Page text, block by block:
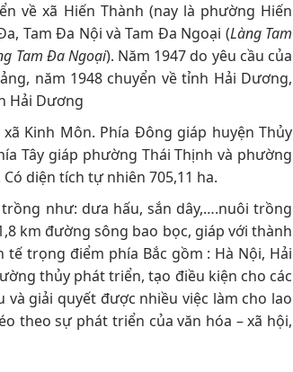
về xã Hiến Thành (nay là phường Hiến
Tam Đa Nội và Tam Đa Ngoại (Làng Tam
Tam Đa Ngoại). Năm 1947 do yêu cầu của
năm 1948 chuyển về tỉnh Hải Dương,
Hải Dương
Kinh Môn. Phía Đông giáp huyện Thủy
Tây giáp phường Thái Thịnh và phường
diện tích tự nhiên 705,11 ha.
như: dưa hấu, sắn dây,….nuôi trồng
km đường sông bao bọc, giáp với thành
trọng điểm phía Bắc gồm : Hà Nội, Hải
thủy phát triển, tạo điều kiện cho các
giải quyết được nhiều việc làm cho lao
theo sự phát triển của văn hóa – xã hội,